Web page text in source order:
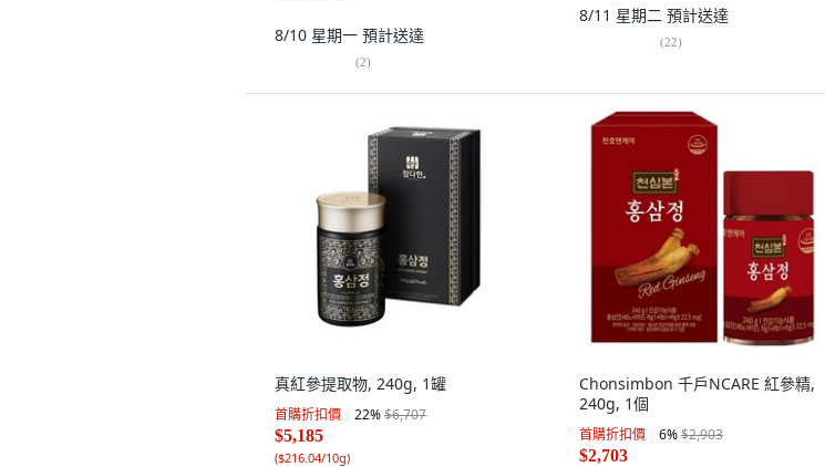
8/10 星期一 預計送達
(2)
8/11 星期二 預計送達
(22)
真紅參提取物, 240g, 1罐
首購折扣價 22%$6,707
$5,185
($216.04/10g)
Chonsimbon 千戶NCARE 紅參精,
240g, 1個
首購折扣價 6%$2,903
$2,703